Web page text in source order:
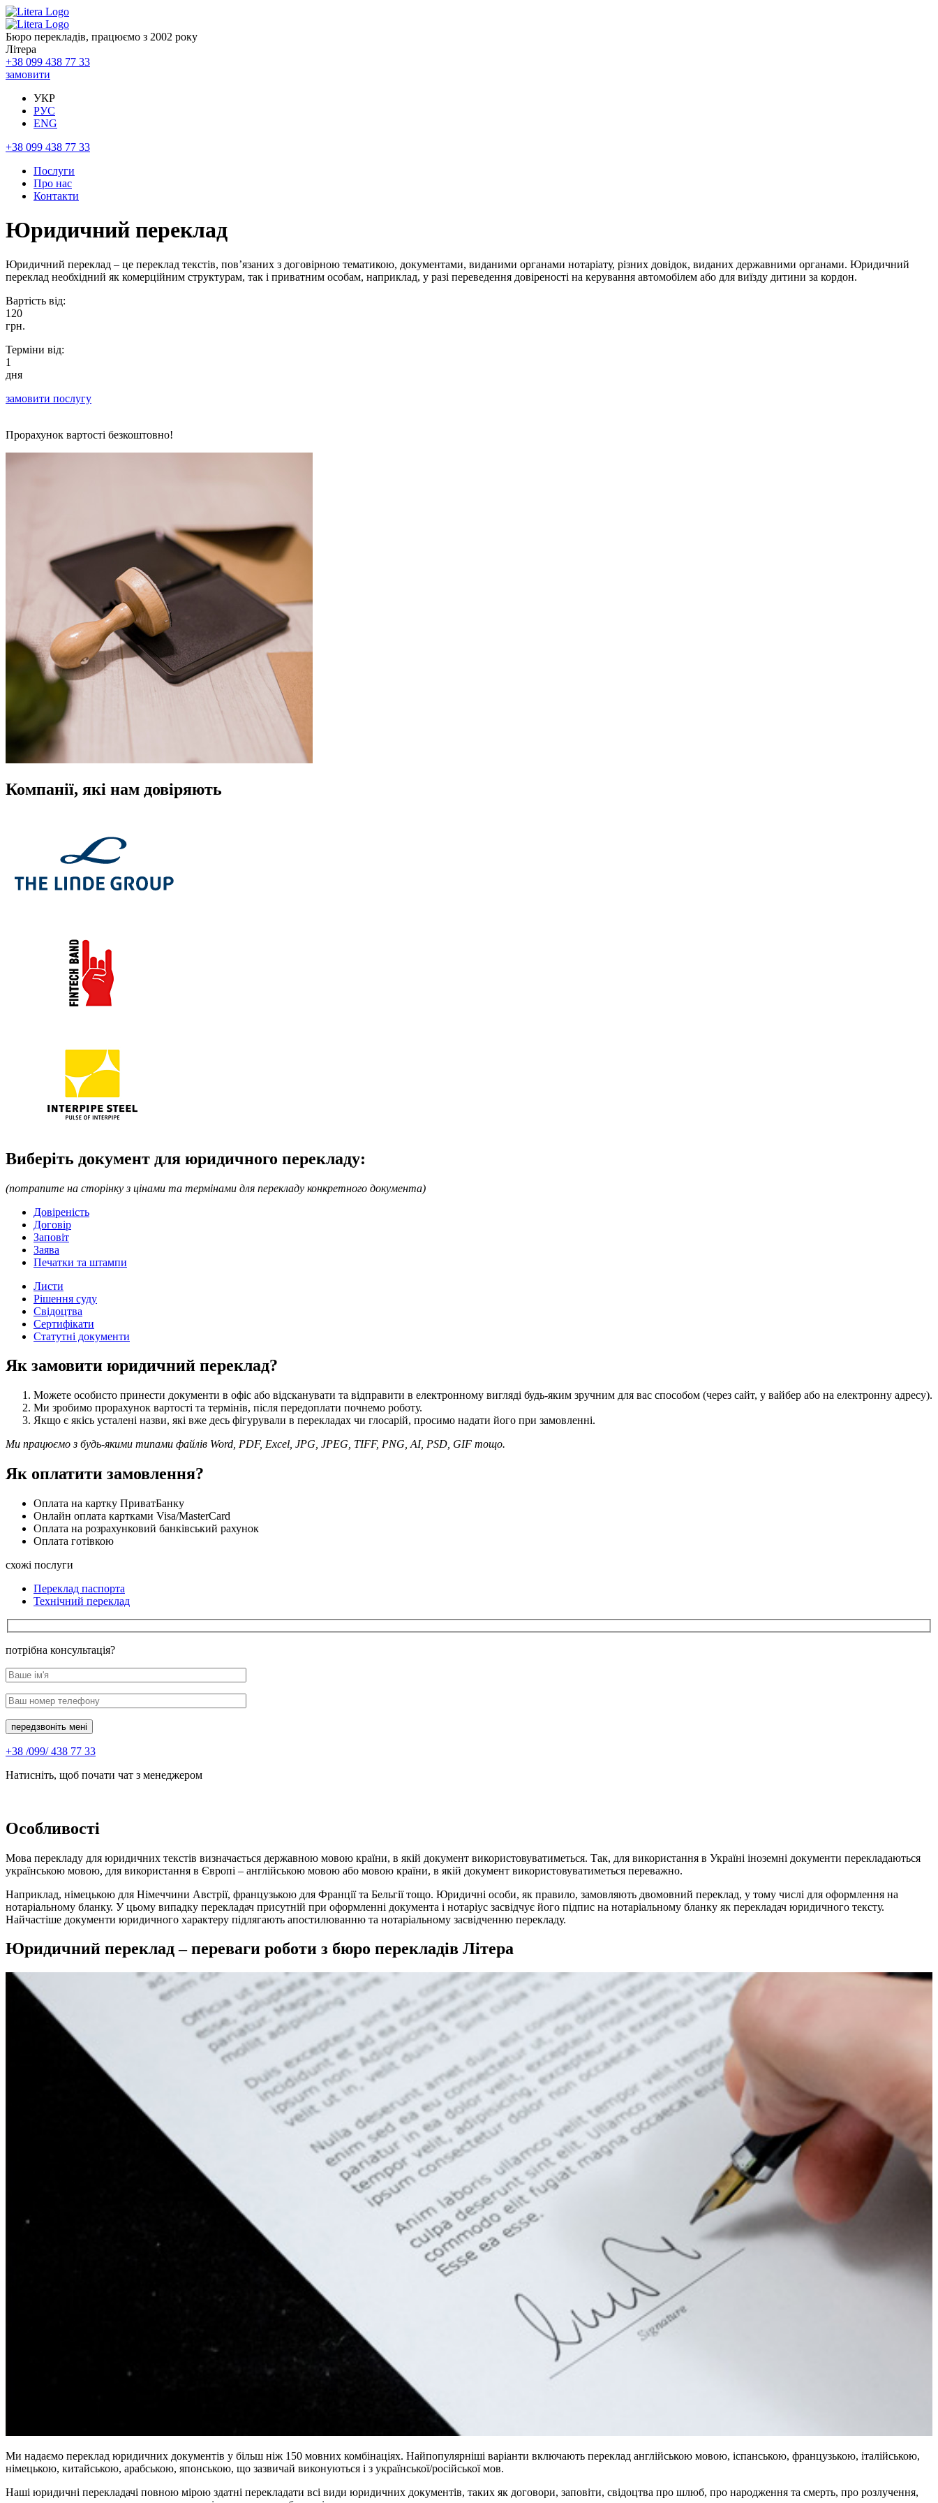
Бюро перекладів, працюємо з 2002 року
Літера
+38 099 438 77 33
замовити
УКР
РУС
ENG
+38 099 438 77 33
Послуги
Про нас
Контакти
Юридичний переклад
Юридичний переклад – це переклад текстів, пов’язаних з договірною тематикою, документами, виданими органами нотаріату, різних довідок, виданих державними органами. Юридичний
переклад необхідний як комерційним структурам, так і приватним особам, наприклад, у разі переведення довіреності на керування автомобілем або для виїзду дитини за кордон.
Вартість від:
120
грн.
Терміни від:
1
дня
замовити послугу
Прорахунок вартості безкоштовно!
Компанії, які нам довіряють
Виберіть документ для юридичного перекладу:
(потрапите на сторінку з цінами та термінами для перекладу конкретного документа)
Довіреність
Договір
Заповіт
Заява
Печатки та штампи
Листи
Рішення суду
Свідоцтва
Сертифікати
Статутні документи
Як замовити юридичний переклад?
Можете особисто принести документи в офіс або відсканувати та відправити в електронному вигляді будь-яким зручним для вас способом (через сайт, у вайбер або на електронну адресу).
Ми зробимо прорахунок вартості та термінів, після передоплати почнемо роботу.
Якщо є якісь усталені назви, які вже десь фігурували в перекладах чи глосарій, просимо надати його при замовленні.
Ми працюємо з будь-якими типами файлів Word, PDF, Excel, JPG, JPEG, TIFF, PNG, AI, PSD, GIF тощо.
Як оплатити замовлення?
Оплата на картку ПриватБанку
Онлайн оплата картками Visa/MasterCard
Оплата на розрахунковий банківський рахунок
Оплата готівкою
схожі послуги
Переклад паспорта
Технічний переклад
потрібна консультація?
передзвоніть мені
+38 /099/ 438 77 33
Натисніть, щоб почати чат з менеджером
Особливості
Мова перекладу для юридичних текстів визначається державною мовою країни, в якій документ використовуватиметься. Так, для використання в Україні іноземні документи перекладаються
українською мовою, для використання в Європі – англійською мовою або мовою країни, в якій документ використовуватиметься переважно.
Наприклад, німецькою для Німеччини Австрії, французькою для Франції та Бельгії тощо. Юридичні особи, як правило, замовляють двомовний переклад, у тому числі для оформлення на
нотаріальному бланку. У цьому випадку перекладач присутній при оформленні документа і нотаріус засвідчує його підпис на нотаріальному бланку як перекладач юридичного тексту.
Найчастіше документи юридичного характеру підлягають апостилюванню та нотаріальному засвідченню перекладу.
Юридичний переклад – переваги роботи з бюро перекладів Літера
Ми надаємо переклад юридичних документів у більш ніж 150 мовних комбінаціях. Найпопулярніші варіанти включають переклад англійською мовою, іспанською, французькою, італійською,
німецькою, китайською, арабською, японською, що зазвичай виконуються і з української/російської мов.
Наші юридичні перекладачі повною мірою здатні перекладати всі види юридичних документів, таких як договори, заповіти, свідоцтва про шлюб, про народження та смерть, про розлучення,